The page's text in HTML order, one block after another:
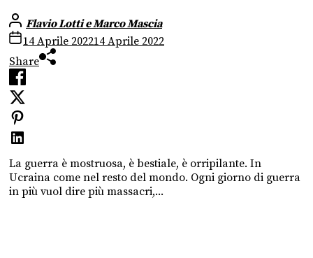
Flavio Lotti e Marco Mascia
14 Aprile 202214 Aprile 2022
Share
La guerra è mostruosa, è bestiale, è orripilante. In
Ucraina come nel resto del mondo. Ogni giorno di guerra
in più vuol dire più massacri,...